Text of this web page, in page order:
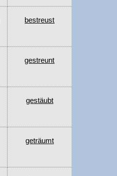
bestreust
gestreunt
gestäubt
geträumt